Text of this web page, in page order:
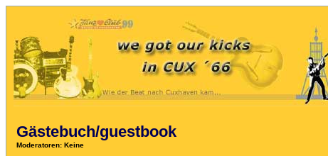
Gästebuch/guestbook
Moderatoren: Keine